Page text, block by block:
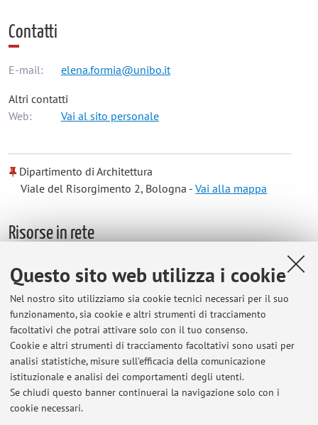
Questo sito web utilizza i cookie
Nel nostro sito utilizziamo sia cookie tecnici necessari per il suo
funzionamento, sia cookie e altri strumenti di tracciamento
facoltativi che potrai attivare solo con il tuo consenso.
Cookie e altri strumenti di tracciamento facoltativi sono usati per
analisi statistiche, misure sull'efficacia della comunicazione
istituzionale e analisi dei comportamenti degli utenti.
Se chiudi questo banner continuerai la navigazione solo con i
cookie necessari.
Contatti
E-mail: elena.formia@unibo.it
Altri contatti
Web:
Vai al sito personale
Dipartimento di Architettura
Viale del Risorgimento 2, Bologna -Vai alla mappa
Risorse in rete
ORCID
Orario di ricevimento
Ricevimento su appuntamento (email: elena.formia@unibo.it)
presso lo studio del docente, Dipartimento di Architettura,
secondo piano edificio storico, viale Risorgimento 2, Bologna.